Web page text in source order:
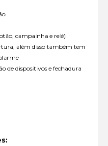
campainha e relé)
além disso também tem
de dispositivos e fechadura